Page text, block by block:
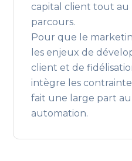
capital client tout au
parcours.
Pour que le
les enjeux de
client et de
intègre les
fait une large part
automation.